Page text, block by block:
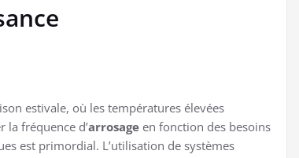
estivale, où les températures élevées
la fréquence d’arrosage en fonction des besoins
est primordial. L’utilisation de systèmes